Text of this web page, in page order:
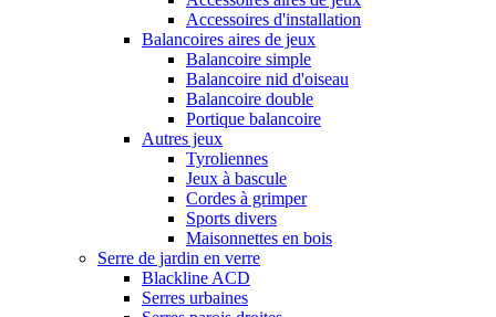
Accessoires d'installation
Balancoires aires de jeux
Balancoire simple
Balancoire nid d'oiseau
Balancoire double
Portique balancoire
Autres jeux
Tyroliennes
Jeux à bascule
Cordes à grimper
Sports divers
Maisonnettes en bois
Serre de jardin en verre
Blackline ACD
Serres urbaines